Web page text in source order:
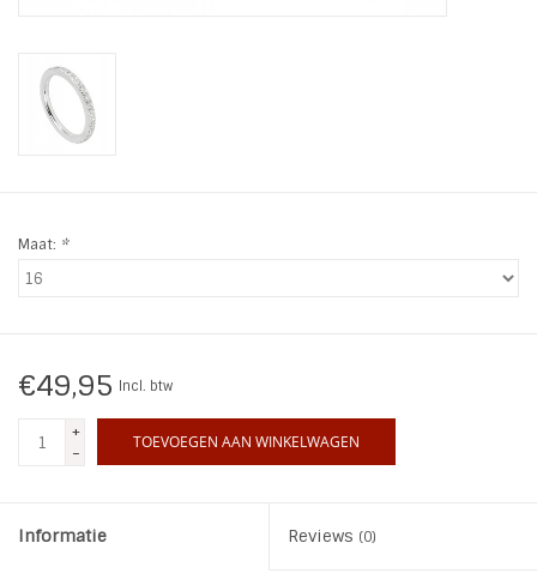
INSPIRATIE
Maat: *
€49,95 Incl. btw
+
-
TOEVOEGEN AAN WINKELWAGEN
Informatie Reviews (0)